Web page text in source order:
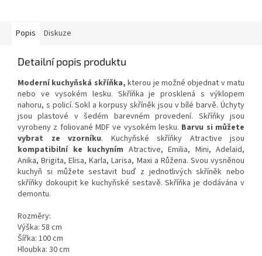
Popis Diskuze
Detailní popis produktu
Moderní kuchyňská skříňka,kterou je možné objednat v matu
nebo ve vysokém lesku. Skříňka je prosklená s výklopem
nahoru, s policí. Sokl a korpusy skříněk jsou v bílé barvě. Úchyty
jsou plastové v šedém barevném provedení. Skříňky jsou
vyrobeny z foliované MDF ve vysokém lesku. Barvu si můžete
vybrat ze vzorníku. Kuchyňské skříňky Atractive jsou
kompatibilní ke kuchyním Atractive, Emilia, Mini, Adelaid,
Anika, Brigita, Elisa, Karla, Larisa, Maxi a Růžena. Svou vysněnou
kuchyň si můžete sestavit buď z jednotlivých skříněk nebo
skříňky dokoupit ke kuchyňské sestavě. Skříňka je dodávána v
demontu.
Rozměry:
Výška: 58 cm
Šířka: 100 cm
Hloubka: 30 cm